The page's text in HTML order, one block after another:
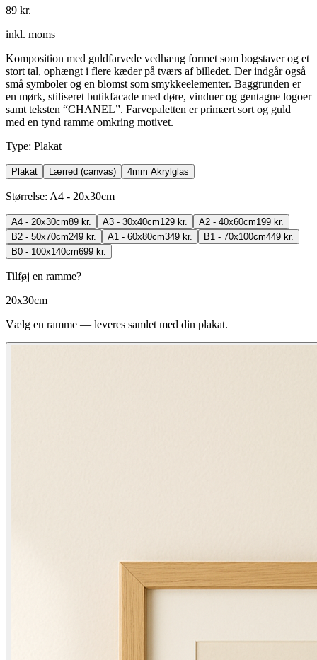
89 kr.
inkl. moms
Komposition med guldfarvede vedhæng formet som bogstaver og et
stort tal, ophængt i flere kæder på tværs af billedet. Der indgår også
små symboler og en blomst som smykkeelementer. Baggrunden er
en mørk, stiliseret butikfacade med døre, vinduer og gentagne logoer
samt teksten “CHANEL”. Farvepaletten er primært sort og guld
med en tynd ramme omkring motivet.
Type: Plakat
Plakat Lærred (canvas) 4mm Akrylglas
Størrelse: A4 - 20x30cm
A4 - 20x30cm89 kr. A3 - 30x40cm129 kr. A2 - 40x60cm199 kr.
B2 - 50x70cm249 kr. A1 - 60x80cm349 kr. B1 - 70x100cm449 kr.
B0 - 100x140cm699 kr.
Tilføj en ramme?
20x30cm
Vælg en ramme — leveres samlet med din plakat.